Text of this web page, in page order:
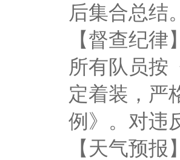
后集合总结。
【督查纪律】
所有队员按
定着装，严
例》。对违
【天气预报】